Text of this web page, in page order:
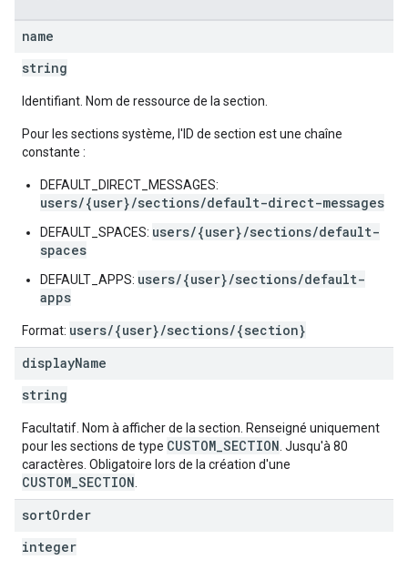
name
string
Identifiant. Nom de ressource de la section.
Pour les sections système, l'ID de section est une chaîne
constante :
DEFAULT_DIRECT_MESSAGES:
users/{user}/sections/default-direct-messages
DEFAULT_SPACES: users/{user}/sections/default-
spaces
DEFAULT_APPS: users/{user}/sections/default-
apps
Format: users/{user}/sections/{section}
displayName
string
Facultatif. Nom à afficher de la section. Renseigné uniquement
pour les sections de type CUSTOM_SECTION . Jusqu'à 80
caractères. Obligatoire lors de la création d'une
CUSTOM_SECTION
sortOrder
integer